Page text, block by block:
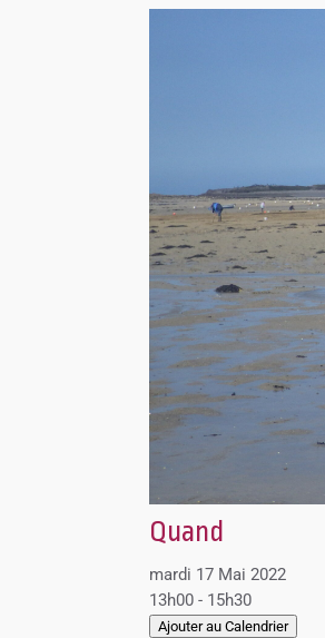
Quand
mardi 17 Mai 2022
13h00 - 15h30
Ajouter au Calendrier